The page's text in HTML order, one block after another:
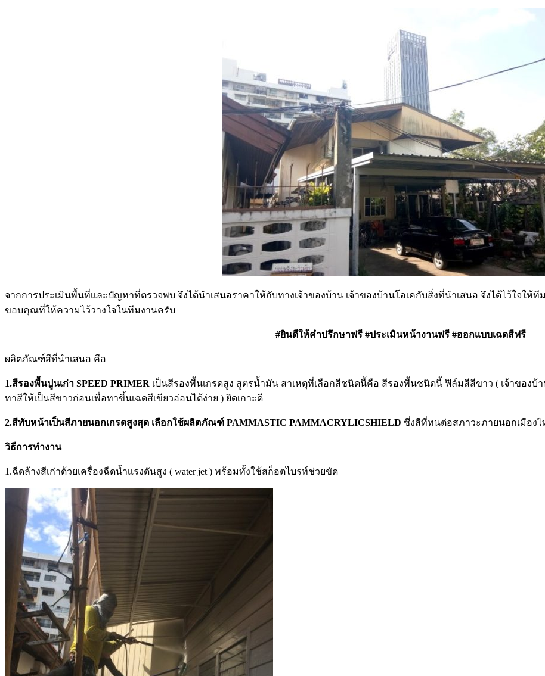
จากการประเมินพื้นที่เเละปัญหาที่ตรวจพบ จึงได้นำเสนอราคาให้กับทางเจ้าของบ้าน เจ้าของบ้านโอเคกับสิ่งที่นำเสนอ จึงได้ไว้ใจให้
ขอบคุณที่ให้ความไว้วางใจในทีมงานครับ
#ยินดีให้คำปรึกษาฟรี #ประเมินหน้างานฟรี #ออกเเบบเฉดสีฟรี
ผลิตภัณฑ์สีที่นำเสนอ คือ
1.สีรองพื้นปูนเก่า SPEED PRIMER เป็นสีรองพื้นเกรดสูง สูตรน้ำมัน สาเหตุที่เลือกสีชนิดนี้คือ สีรองพื้นชนิดนี้ ฟิล์มสีสีขาว ( เจ้าของบ้
ทาสีให้เป็นสีขาวก่อนเพื่อทาขึ้นเฉดสีเขียวอ่อนได้ง่าย ) ยึดเกาะดี
2.สีทับหน้าเป็นสีภายนอกเกรดสูงสุด เลือกใช้ผลิตภัณฑ์ PAMMASTIC PAMMACRYLICSHIELD ซึ่งสีที่ทนต่อสภาวะภายนอกเมือง
วิธีการทำงาน
1.ฉีดล้างสีเก่าด้วยเครื่องฉีดน้ำเเรงดันสูง ( water jet ) พร้อมทั้งใช้สก็อตไบรท์ช่วยขัด